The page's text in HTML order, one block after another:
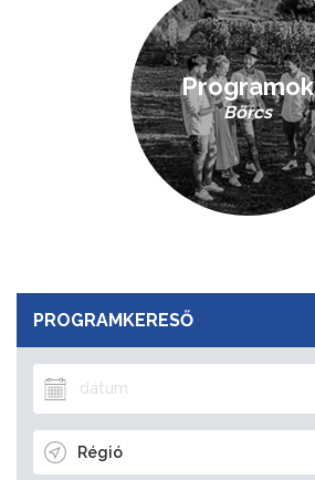
PROGRAMKERESŐ
Régió
Programok
Börcs